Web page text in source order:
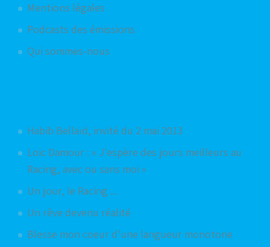
Mentions légales
Podcasts des émissions
Qui sommes-nous
Habib Bellaïd, invité du 2 mai 2013
Loic Damour : « J'espère des jours meilleurs au
Racing, avec ou sans moi »
Un jour, le Racing ...
Un rêve devenu réalité
Blesse mon coeur d'une langueur monotone